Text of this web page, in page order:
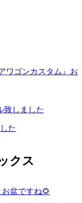
ワゴンカスタム』お
た
クス